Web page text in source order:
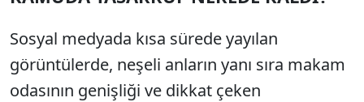
Sosyal medyada kısa sürede yayılan
görüntülerde, neşeli anların yanı sıra makam
odasının genişliği ve dikkat çeken